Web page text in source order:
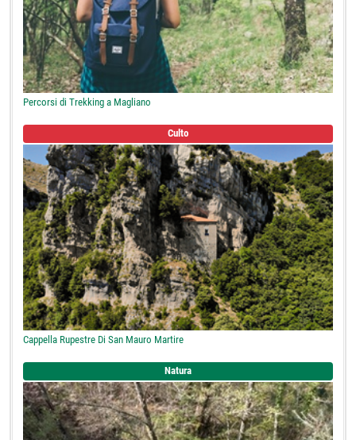
Percorsi di Trekking a Magliano
Culto
Cappella Rupestre Di San Mauro Martire
Natura